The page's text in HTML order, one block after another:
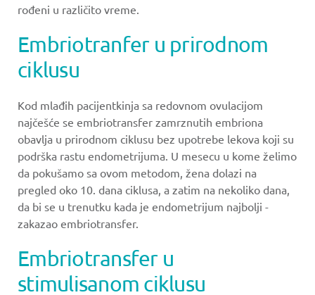
rođeni u različito vreme.
Embriotranfer u prirodnom
ciklusu
Kod mlađih pacijentkinja sa redovnom ovulacijom
najčešće se embriotransfer zamrznutih embriona
obavlja u prirodnom ciklusu bez upotrebe lekova koji su
podrška rastu endometrijuma. U mesecu u kome želimo
da pokušamo sa ovom metodom, žena dolazi na
pregled oko 10. dana ciklusa, a zatim na nekoliko dana,
da bi se u trenutku kada je endometrijum najbolji -
zakazao embriotransfer.
Embriotransfer u
stimulisanom ciklusu